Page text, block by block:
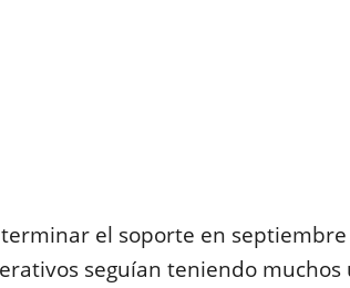
el soporte en
seguían teniendo